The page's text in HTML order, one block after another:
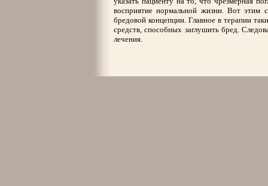
восприятие нормальной жизни. Вот этим
бредовой концепции. Главное в терапии
средств, способных заглушить бред.
лечения.